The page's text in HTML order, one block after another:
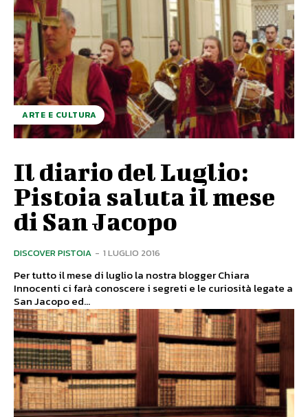
ARTE E CULTURA
Il diario del Luglio:
Pistoia saluta il mese
di San Jacopo
DISCOVER PISTOIA - 1 LUGLIO 2016
Per tutto il mese di luglio la nostra blogger Chiara
Innocenti ci farà conoscere i segreti e le curiosità legate a
San Jacopo ed...